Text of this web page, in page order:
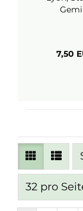
7,50
32 pro
pro Seite